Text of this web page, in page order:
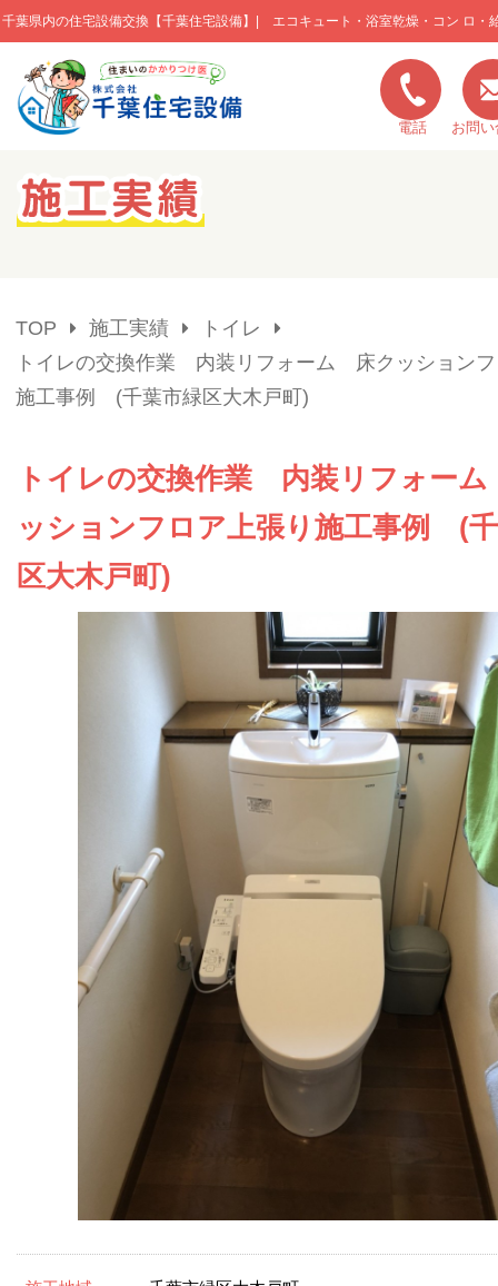
千葉県内の住宅設備交換【千葉住宅設備】| エコキュート・浴室乾燥・コン ロ・
このページの本文へ移動
電話 お問
キャンペーン一覧
会社概要
TOP 施工実績
トイレ
トイレの交換作業 内装リフォーム 床クッションフ
施工事例 (千葉市緑区大木戸町)
トイレの交換作業 内装リフォー
ッションフロア上張り施工事例 (
区大木戸町)